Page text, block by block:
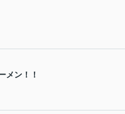
メン！！